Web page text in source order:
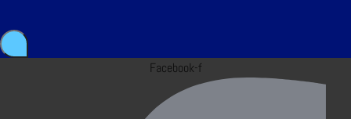
Facebook-f